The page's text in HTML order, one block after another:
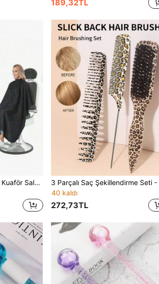
189,32TL
1 Adet/Berber Önlüğü - Kuaför Salonu İçin Siyah Berber Önlüğü, Yetişkinler İçin Perma, Boya, Saç Kesimi Omuz Örtüsü, Saç Parçaları Yapışmayan, Ev Kullanımına Uygun, Kolay Temizlenen ve Saklanan Önlük
40 kaldı
272,73TL